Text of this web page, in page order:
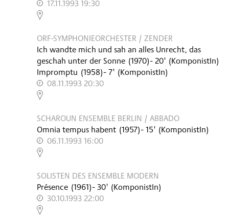
17.11.1993 19:30
,
ORF-SYMPHONIEORCHESTER / ZENDER
Ich wandte mich und sah an alles Unrecht, das
geschah unter der Sonne (1970)- 20' (KomponistIn)
Impromptu (1958)- 7' (KomponistIn)
08.11.1993 20:30
,
SCHAROUN ENSEMBLE BERLIN / ABBADO
Omnia tempus habent (1957)- 15' (KomponistIn)
06.11.1993 16:00
,
SOLISTEN DES ENSEMBLE MODERN
Présence (1961)- 30' (KomponistIn)
30.10.1993 22:00
,